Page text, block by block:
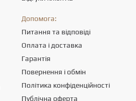
Допомога:
Питання та відповіді
Оплата і доставка
Гарантія
Повернення і обмін
Політика конфіденційності
Публічна оферта